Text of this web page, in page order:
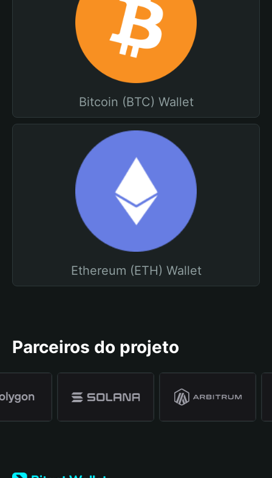
Bitcoin (BTC) Wallet
Ethereum (ETH) Wallet
Parceiros do projeto